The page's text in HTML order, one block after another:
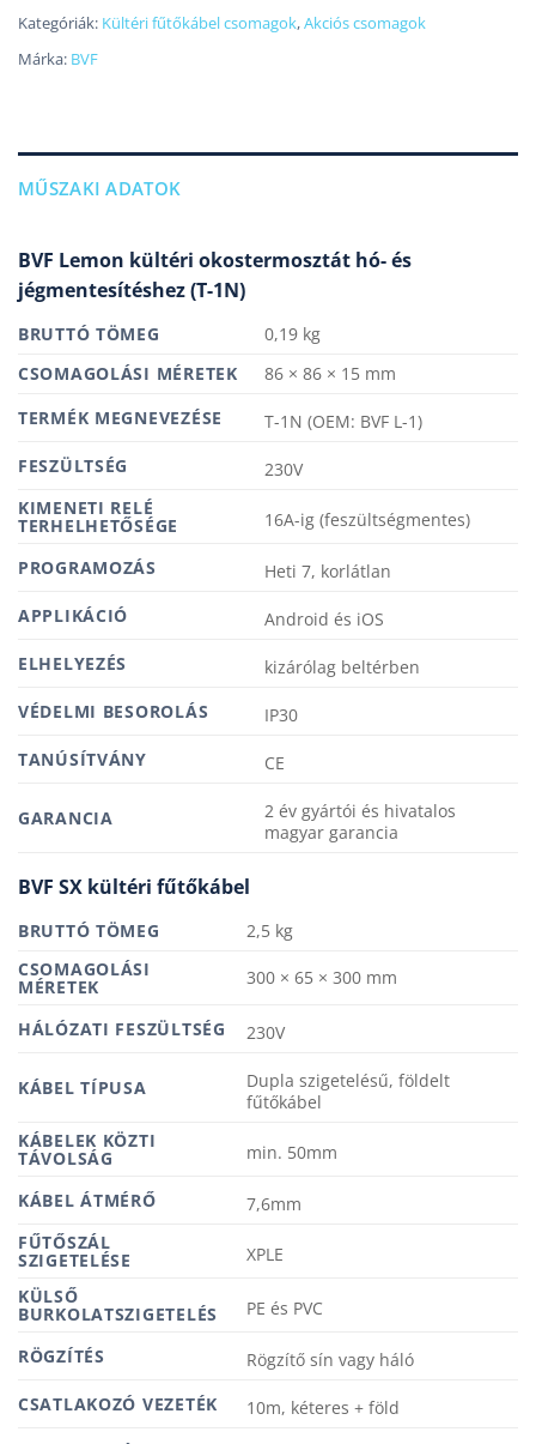
Kategóriák: Kültéri fűtőkábel csomagok,Akciós csomagok
Márka: BVF
MŰSZAKI ADATOK
BVF Lemon kültéri okostermosztát hó- és
jégmentesítéshez (T-1N)
BRUTTÓ TÖMEG
0,19 kg
MÉRETEK
86 × 86 × 15 mm
TERMÉK MEGNEVEZÉSE
T-1N (OEM: BVF L-1)
FESZÜLTSÉG
230V
KIMENETI RELÉ
TERHELHETŐSÉGE 16A-ig (feszültségmentes)
PROGRAMOZÁS
Heti 7, korlátlan
APPLIKÁCIÓ
Android és iOS
ELHELYEZÉS
kizárólag beltérben
VÉDELMI BESOROLÁS
IP30
TANÚSÍTVÁNY
CE
GARANCIA
2 év gyártói és hivatalos
magyar garancia
BVF SX kültéri fűtőkábel
BRUTTÓ TÖMEG 2,5 kg
MÉRETEK 300 × 65 × 300 mm
HÁLÓZATI FESZÜLTSÉG 230V
KÁBEL TÍPUSA
Dupla szigetelésű, földelt
fűtőkábel
KÁBELEK KÖZTI
TÁVOLSÁG min. 50mm
KÁBEL ÁTMÉRŐ
7,6mm
FŰTŐSZÁL
SZIGETELÉSE
XPLE
KÜLSŐ
BURKOLATSZIGETELÉS PE és PVC
RÖGZÍTÉS
Rögzítő sín vagy háló
CSATLAKOZÓ VEZETÉK
10m, kéteres + föld